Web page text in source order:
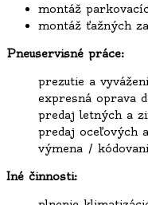
montáž
montáž ťažných
Pneuservisné práce:
prezutie a
expresná oprava
predaj letných a
predaj oceľových
výmena /
Iné činnosti: